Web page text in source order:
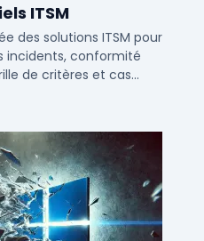
ITSM
des solutions ITSM pour
incidents, conformité
de critères et cas